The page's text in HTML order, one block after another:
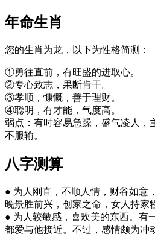
年命生肖
您的生肖为龙，以下为性格简测：
①勇往直前，有旺盛的进取心。
②专心致志，果断肯干。
③孝顺，慷慨，善于理财。
④聪明，有才能，气度高。
弱点：有时容易急躁，盛气凌人，
不服输。
八字测算
● 为人刚直，不顺人情，财谷如意
晚景胜前兴，创家之命，女人持家
● 为人较敏感，喜欢美的东西。有
都爱与他接近。不过，感情颇为冲